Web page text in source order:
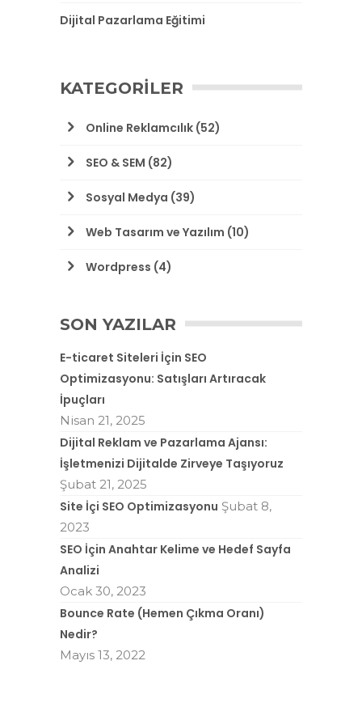
Dijital Pazarlama Eğitimi
KATEGORILER
Online Reklamcılık (52)
SEO & SEM (82)
Sosyal Medya (39)
Web Tasarım ve Yazılım (10)
Wordpress (4)
SON YAZILAR
E-ticaret Siteleri İçin SEO
Optimizasyonu: Satışları Artıracak
İpuçları
Nisan 21, 2025
Dijital Reklam ve Pazarlama Ajansı:
İşletmenizi Dijitalde Zirveye Taşıyoruz
Şubat 21, 2025
Site İçi SEO Optimizasyonu Şubat 8,
2023
SEO İçin Anahtar Kelime ve Hedef Sayfa
Analizi
Ocak 30, 2023
Bounce Rate (Hemen Çıkma Oranı)
Nedir?
Mayıs 13, 2022